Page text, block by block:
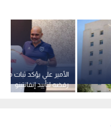
الأمير علي يؤكد ثبات
رفضه لتأييد إنفانتينو